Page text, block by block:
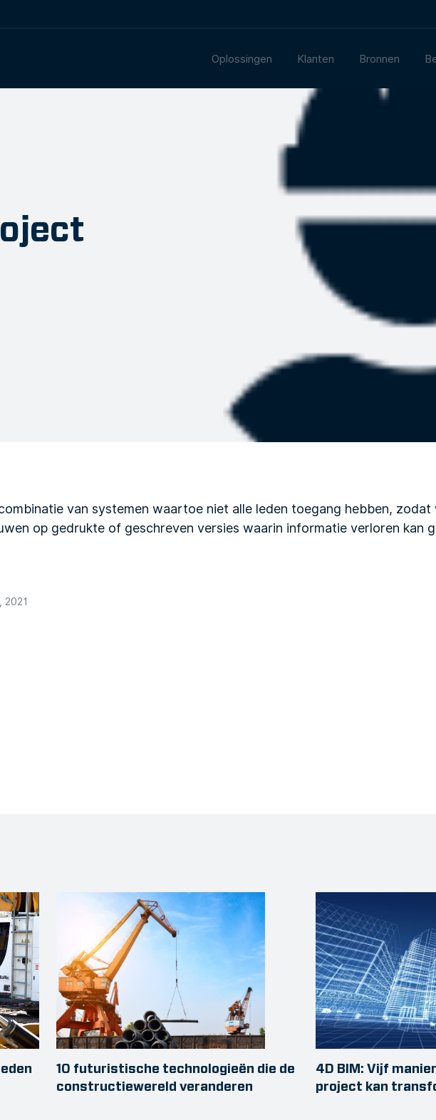
Oplossingen Klanten Bronnen
van systemen waartoe niet alle leden toegang hebben, zodat
op gedrukte of geschreven versies waarin informatie verloren kan
10 futuristische technologieën die de
constructiewereld veranderen
4D BIM: Vijf
project kan